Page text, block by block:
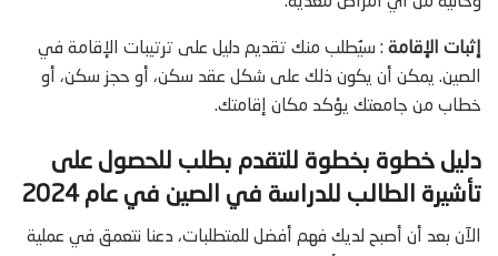
إثبات الإقامة : سيُطلب منك تقديم دليل على ترتيبات الإقامة في
الصين. يمكن أن يكون ذلك على شكل عقد سكن، أو حجز سكن، أو
خطاب من جامعتك يؤكد مكان إقامتك.
دليل خطوة بخطوة للتقدم بطلب للحصول على
تأشيرة الطالب للدراسة في الصين في عام 2024
الآن بعد أن أصبح لديك فهم أفضل للمتطلبات، دعنا نتعمق في عملية